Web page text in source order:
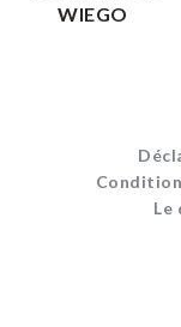
WIEGO
Le